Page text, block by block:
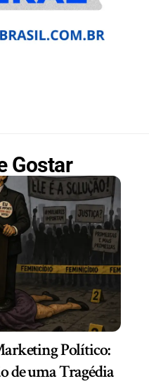
Gostar
Político:
de uma Tragédia